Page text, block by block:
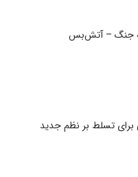
جنگ – آتش‌بس
برای تسلط بر نظم جدید